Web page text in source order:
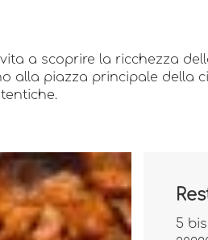
a scoprire la ricchezza
alla piazza principale della
5